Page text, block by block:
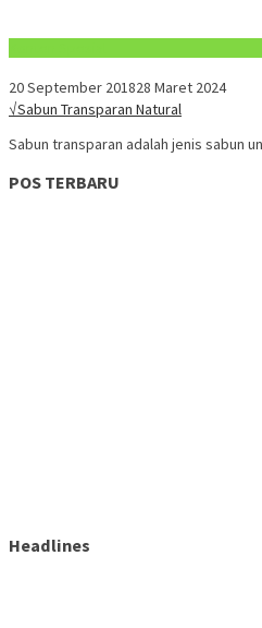
20 September 201828 Maret 2024
√Sabun Transparan Natural
Sabun transparan adalah jenis sabun
POS TERBARU
Headlines